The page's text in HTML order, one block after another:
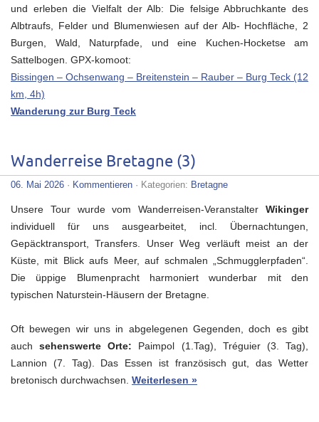
und erleben die Vielfalt der Alb: Die felsige Abbruchkante des
Albtraufs, Felder und Blumenwiesen auf der Alb- Hochfläche, 2
Burgen, Wald, Naturpfade, und eine Kuchen-Hocketse am
Sattelbogen. GPX-komoot:
Bissingen – Ochsenwang – Breitenstein – Rauber – Burg Teck (12
km, 4h)
Wanderung zur Burg Teck
Wanderreise Bretagne (3)
06. Mai 2026 · Kommentieren · Kategorien: Bretagne
Unsere Tour wurde vom Wanderreisen-Veranstalter Wikinger
individuell für uns ausgearbeitet, incl. Übernachtungen,
Gepäcktransport, Transfers. Unser Weg verläuft meist an der
Küste, mit Blick aufs Meer, auf schmalen „Schmugglerpfaden“.
Die üppige Blumenpracht harmoniert wunderbar mit den
typischen Naturstein-Häusern der Bretagne.
Oft bewegen wir uns in abgelegenen Gegenden, doch es gibt
auchsehenswerte Orte: Paimpol (1.Tag), Tréguier (3. Tag),
Lannion (7. Tag). Das Essen ist französisch gut, das Wetter
bretonisch durchwachsen. Weiterlesen »